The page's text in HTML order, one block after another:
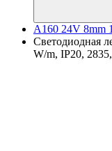
A160 24V 8mm
Светодиодная
W/m, IP20,